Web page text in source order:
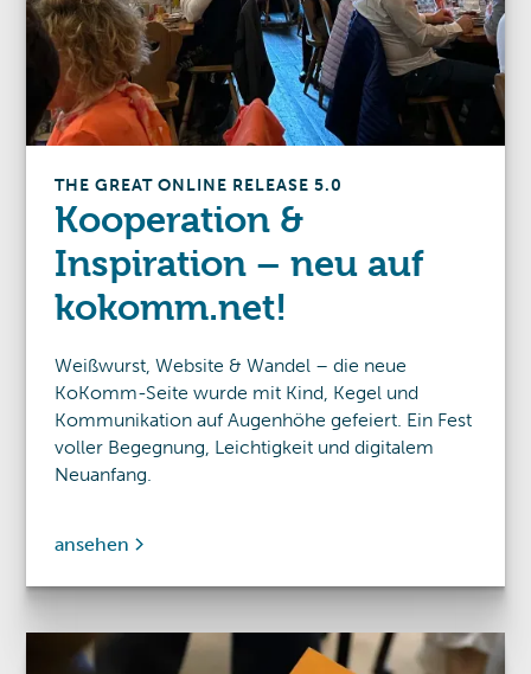
THE GREAT ONLINE RELEASE 5.0
Kooperation &
Inspiration – neu auf
kokomm.net!
Weißwurst, Website & Wandel – die neue
KoKomm-Seite wurde mit Kind, Kegel und
Kommunikation auf Augenhöhe gefeiert. Ein Fest
voller Begegnung, Leichtigkeit und digitalem
Neuanfang.
ansehen